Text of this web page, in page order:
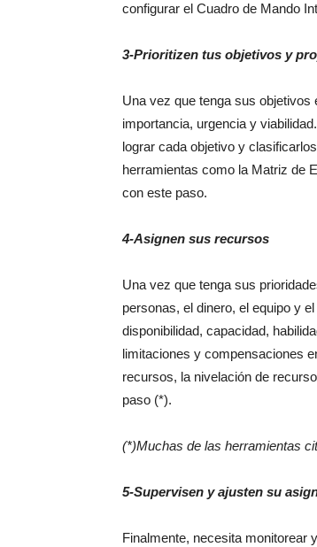
configurar el Cuadro de Mando
3-Prioritizen tus objetivos y
Una vez que tenga sus
importancia, urgencia y
lograr cada objetivo y
herramientas como la Matriz de
con este paso.
4-Asignen sus recursos
Una vez que tenga sus
personas, el dinero, el equipo y
disponibilidad, capacidad,
limitaciones y compensaciones
recursos, la nivelación de
paso (*).
(*)Muchas de las herramientas
5-Supervisen y ajusten su
Finalmente, necesita monitorear